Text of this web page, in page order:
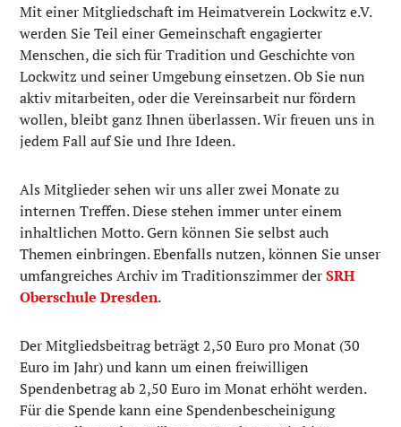
Mit einer Mitgliedschaft im Heimatverein Lockwitz e.V.
werden Sie Teil einer Gemeinschaft engagierter
Menschen, die sich für Tradition und Geschichte von
Lockwitz und seiner Umgebung einsetzen. Ob Sie nun
aktiv mitarbeiten, oder die Vereinsarbeit nur fördern
wollen, bleibt ganz Ihnen überlassen. Wir freuen uns in
jedem Fall auf Sie und Ihre Ideen.
Als Mitglieder sehen wir uns aller zwei Monate zu
internen Treffen. Diese stehen immer unter einem
inhaltlichen Motto. Gern können Sie selbst auch
Themen einbringen. Ebenfalls nutzen, können Sie unser
umfangreiches Archiv im Traditionszimmer derSRH
Oberschule Dresden.
Der Mitgliedsbeitrag beträgt 2,50 Euro pro Monat (30
Euro im Jahr) und kann um einen freiwilligen
Spendenbetrag ab 2,50 Euro im Monat erhöht werden.
Für die Spende kann eine Spendenbescheinigung